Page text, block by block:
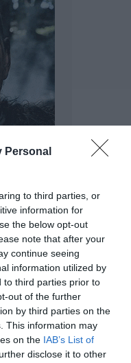
Personal
to third parties, or
information for
the below opt-out
note that after your
continue seeing
information utilized by
to third parties prior to
out of the further
by third parties on the
This information may
on the IAB’s List of
disclose it to other